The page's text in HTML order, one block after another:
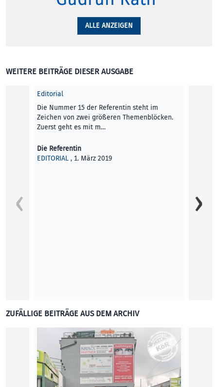
ALLE ANZEIGEN
WEITERE BEITRÄGE DIESER AUSGABE
Editorial
Die Nummer 15 der Referentin steht im
Zeichen von zwei größeren Themenblöcken.
Zuerst geht es mit m…
Die Referentin
EDITORIAL , 1. März 2019
ZUFÄLLIGE BEITRÄGE AUS DEM ARCHIV